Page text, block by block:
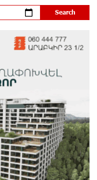
Opening Supported by
Reopens at 24/2
13 days ago
Virtuosos”
Academy and Pärnu
Armenia on the
18 days ago
of a 15 kW Solar Power